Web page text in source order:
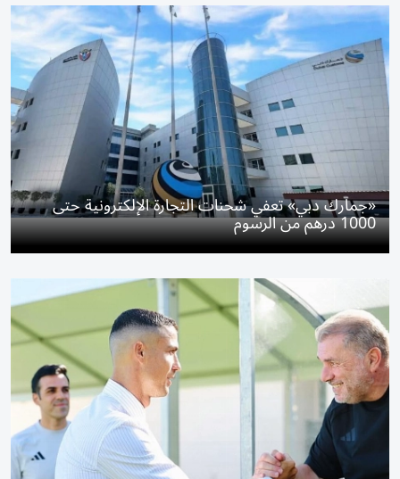
«جمارك دبي» تعفي شحنات التجارة الإلكترونية حتى
1000 درهم من الرسوم